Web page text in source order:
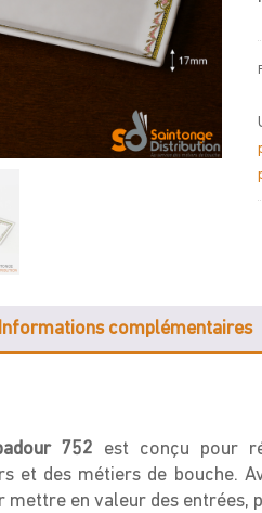
Informations complémentaires
752 est conçu pour
et des métiers de bouche.
en valeur des entrées,